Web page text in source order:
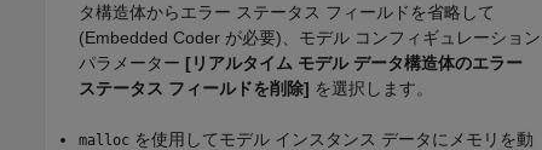
タ構造体からエラー ステータス フィールドを省略して
(Embedded Coder が必要)、モデル コンフィギュレーション
パラメーター [リアルタイム モデル データ構造体のエラー
ステータス フィールドを削除] を選択します。
malloc を使用してモデル インスタンス データにメモリを動